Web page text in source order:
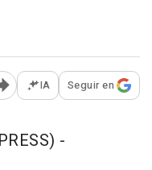
Abrir opciones para
IA Seguir en
-